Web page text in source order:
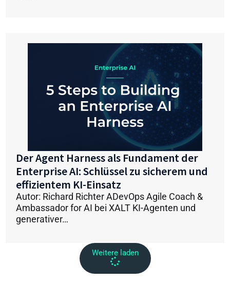
Der Agent Harness als Fundament der
Enterprise AI: Schlüssel zu sicherem und
effizientem KI-Einsatz
Autor: Richard Richter ADevOps Agile Coach &
Ambassador for AI bei XALT KI-Agenten und
generativer…
Weitere laden